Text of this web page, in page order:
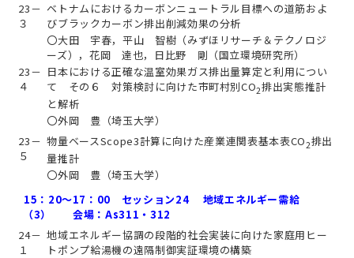
23－
３
ベトナムにおけるカーボンニュートラル目標への道筋およ
びブラックカーボン排出削減効果の分析
〇大田 宇春，平山 智樹（みずほリサーチ＆テクノロジ
ーズ），花岡 達也，日比野 剛（国立環境研究所）
23－
４
日本における正確な温室効果ガス排出量算定と利用につい
て その６ 対策検討に向けた市町村別CO2排出実態推計
と解析
〇外岡 豊（埼玉大学）
23－
５
物量ベースScope3計算に向けた産業連関表基本表CO2排出
量推計
〇外岡 豊（埼玉大学）
15：20～17：00 セッション24 地域エネルギー需給
（3） 会場：As311・312
24－
１
地域エネルギー協調の段階的社会実装に向けた家庭用ヒー
トポンプ給湯機の遠隔制御実証環境の構築